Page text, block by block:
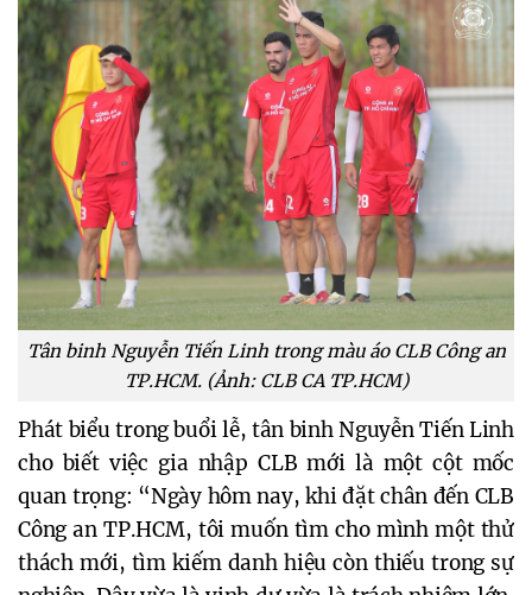
Tân binh Nguyễn Tiến Linh trong màu áo CLB Công an
TP.HCM. (Ảnh: CLB CA TP.HCM)
Phát biểu trong buổi lễ, tân binh Nguyễn Tiến Linh
cho biết việc gia nhập CLB mới là một cột mốc
quan trọng: “Ngày hôm nay, khi đặt chân đến CLB
Công an TP.HCM, tôi muốn tìm cho mình một thử
thách mới, tìm kiếm danh hiệu còn thiếu trong sự